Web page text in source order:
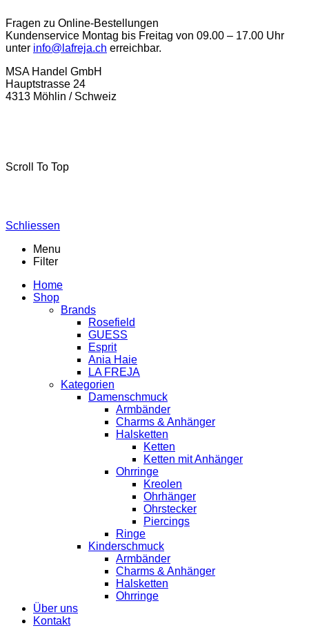
Fragen zu Online-Bestellungen
Kundenservice Montag bis Freitag von 09.00 – 17.00 Uhr
unter info@lafreja.ch erreichbar.
MSA Handel GmbH
Hauptstrasse 24
4313 Möhlin / Schweiz
Scroll To Top
Schliessen
Menu
Filter
Home
Shop
Brands
Rosefield
GUESS
Esprit
Ania Haie
LA FREJA
Kategorien
Damenschmuck
Armbänder
Charms & Anhänger
Halsketten
Ketten
Ketten mit Anhänger
Ohrringe
Kreolen
Ohrhänger
Ohrstecker
Piercings
Ringe
Kinderschmuck
Armbänder
Charms & Anhänger
Halsketten
Ohrringe
Über uns
Kontakt